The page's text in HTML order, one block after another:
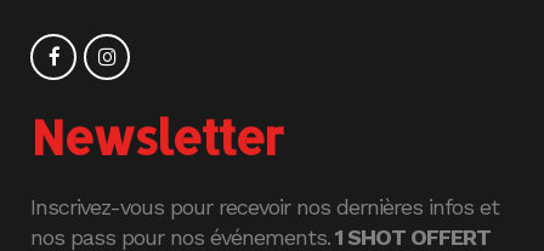
Newsletter
Inscrivez-vous pour recevoir nos dernières infos et
nos pass pour nos événements.1 SHOT OFFERT